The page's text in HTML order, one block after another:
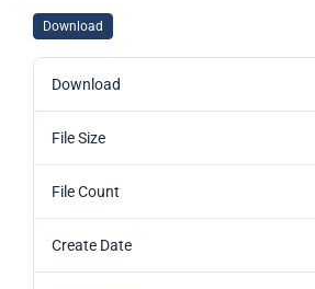
Download
Download
File Size
File Count
Create Date